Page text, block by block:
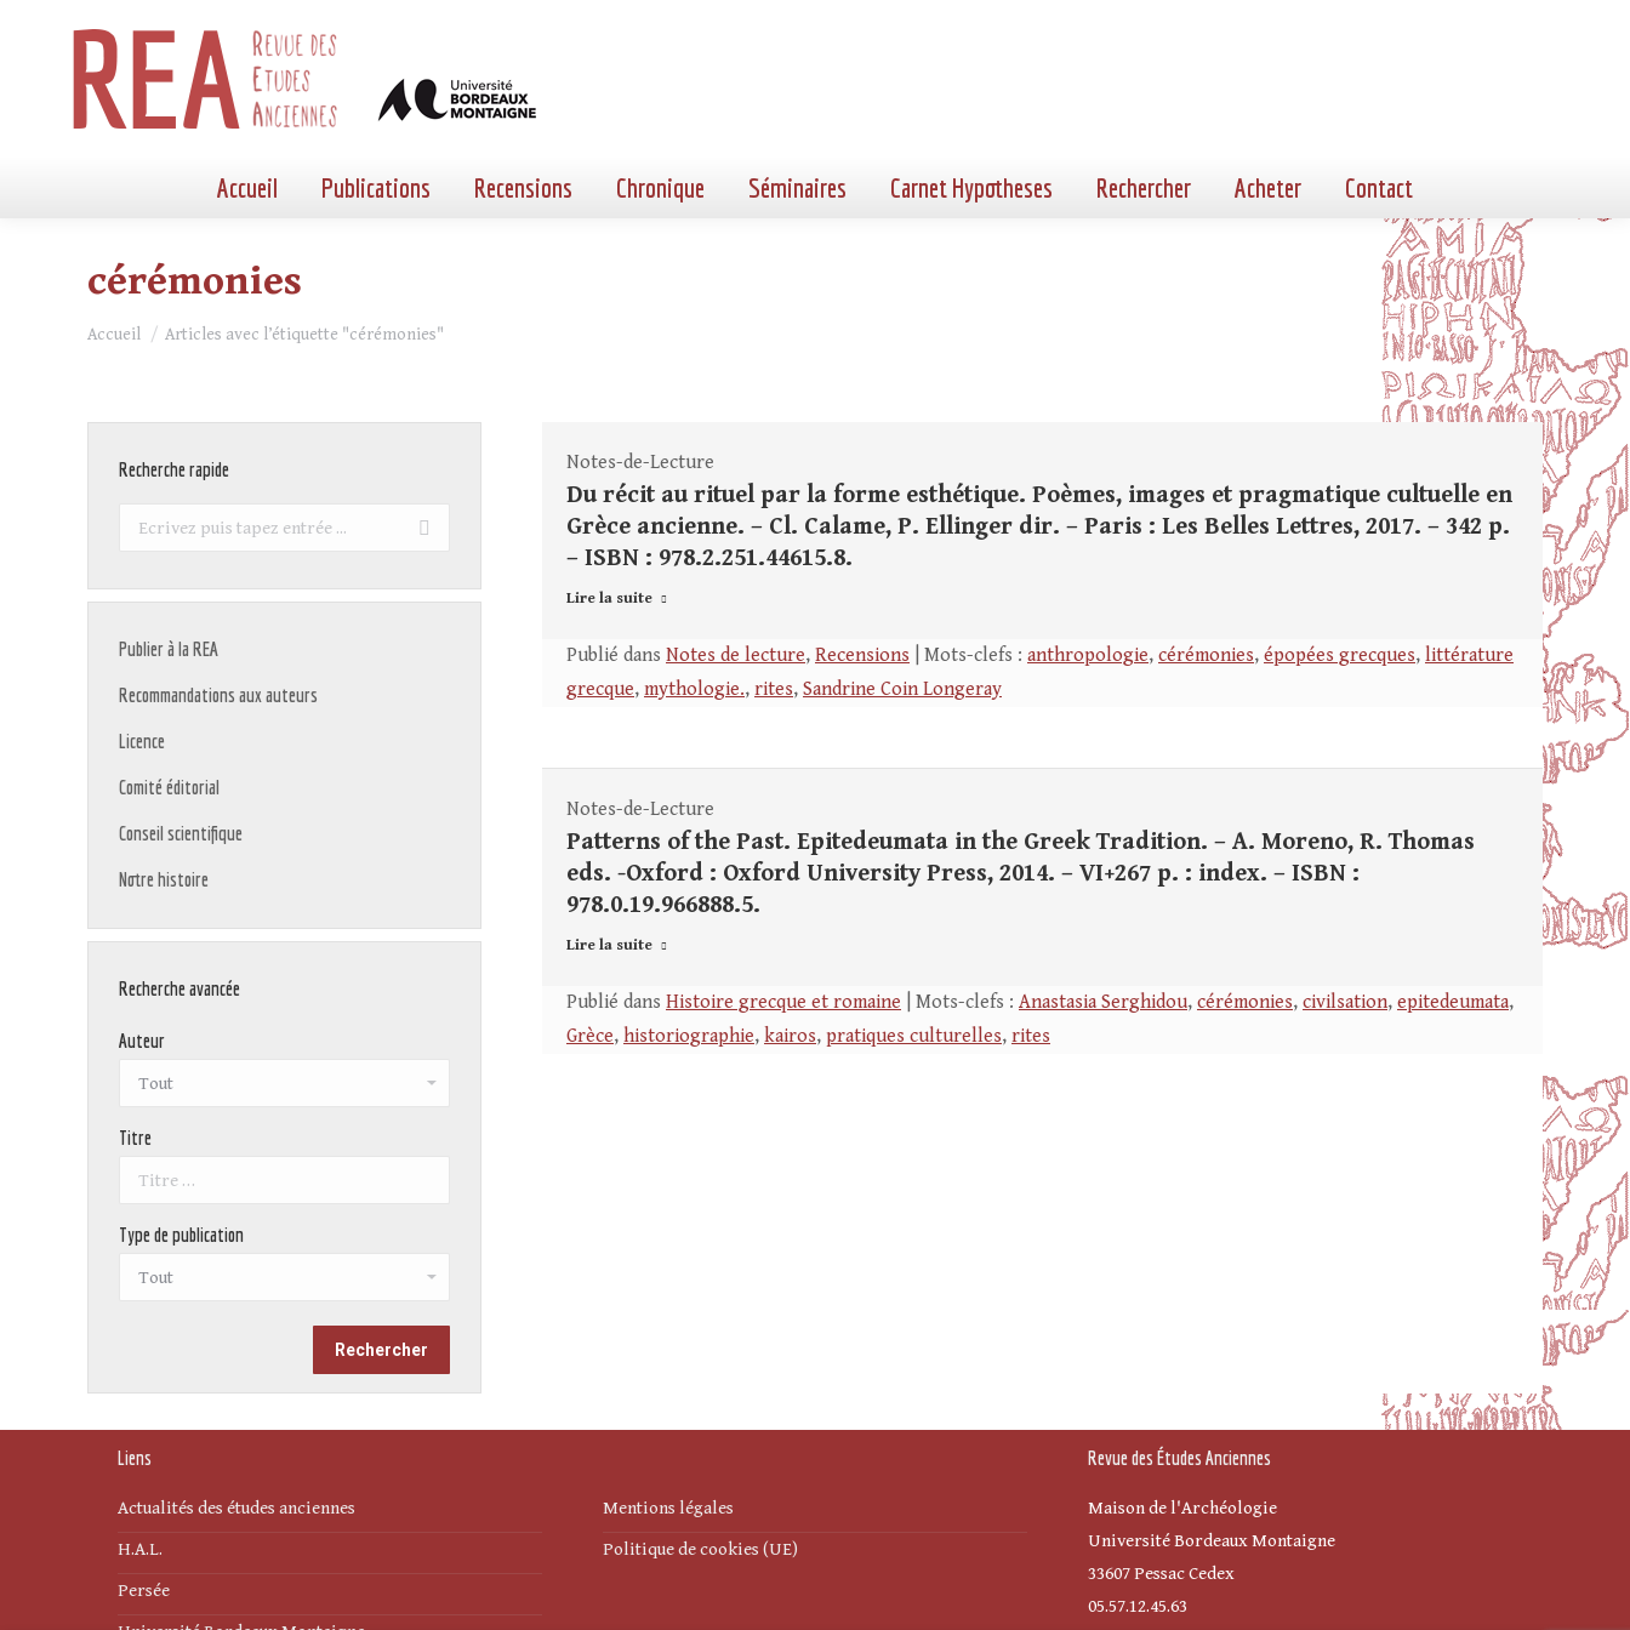
Accueil Publications Recensions Chronique Séminaires Carnet Hypotheses Rechercher Acheter Contact
cérémonies
Vous êtes ici :
Accueil Articles avec l’étiquette "cérémonies"
Notes-de-Lecture
Du récit au rituel par la forme esthétique. Poèmes, images et pragmatique cultuelle en
Grèce ancienne. – Cl. Calame, P. Ellinger dir. – Paris : Les Belles Lettres, 2017. – 342 p.
– ISBN : 978.2.251.44615.8.
Lire la suite
Publié dans Notes de lecture, Recensions | Mots-clefs : anthropologie, cérémonies, épopées grecques, littérature
grecque, mythologie., rites, Sandrine Coin Longeray
Notes-de-Lecture
Patterns of the Past. Epitedeumata in the Greek Tradition. – A. Moreno, R. Thomas
eds. -Oxford : Oxford University Press, 2014. – VI+267 p. : index. – ISBN :
978.0.19.966888.5.
Lire la suite
Publié dans Histoire grecque et romaine | Mots-clefs : Anastasia Serghidou, cérémonies, civilsation, epitedeumata,
Grèce, historiographie, kairos, pratiques culturelles, rites
Recherche rapide
Recherche
Publier à la REA
Recommandations aux auteurs
Licence
Comité éditorial
Conseil scientifique
Notre histoire
Recherche avancée
Auteur
Titre
Type de publication
Liens
Actualités des études anciennes
H.A.L.
Persée
Mentions légales
Politique de cookies (UE)
Revue des Études Anciennes
Maison de l'Archéologie
Université Bordeaux Montaigne
33607 Pessac Cedex
05.57.12.45.63